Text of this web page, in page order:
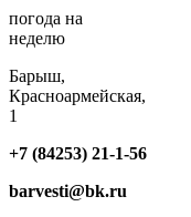
погода на
неделю
Барыш,
Красноармейская,
1
+7 (84253) 21-1-56
barvesti@bk.ru